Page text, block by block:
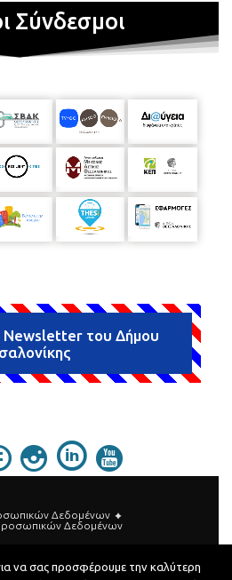
Σύνδεσμοι
του Δήμου
Δεδομένων
Δεδομένων
να σας προσφέρουμε την καλύτερη